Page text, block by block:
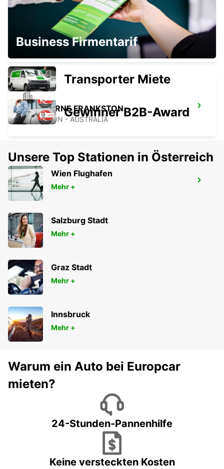
BAIRNSDALE STADTZENTRUM
BAIRNSDALE - AUSTRALIA
MELBOURNE FRANKSTON
FRANKSTON - AUSTRALIA
MELBOURNE DANDENONG
DANDENONG - AUSTRALIA
Business Firmentarif
Transporter Miete
Gewinner B2B-Award
Unsere Top Stationen in Österreich
Wien Flughafen
Mehr +
Salzburg Stadt
Mehr +
Graz Stadt
Mehr +
Innsbruck
Mehr +
Warum ein Auto bei Europcar
mieten?
24-Stunden-Pannenhilfe
Keine versteckten Kosten